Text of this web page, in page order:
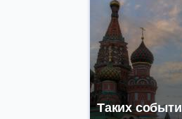
Таких